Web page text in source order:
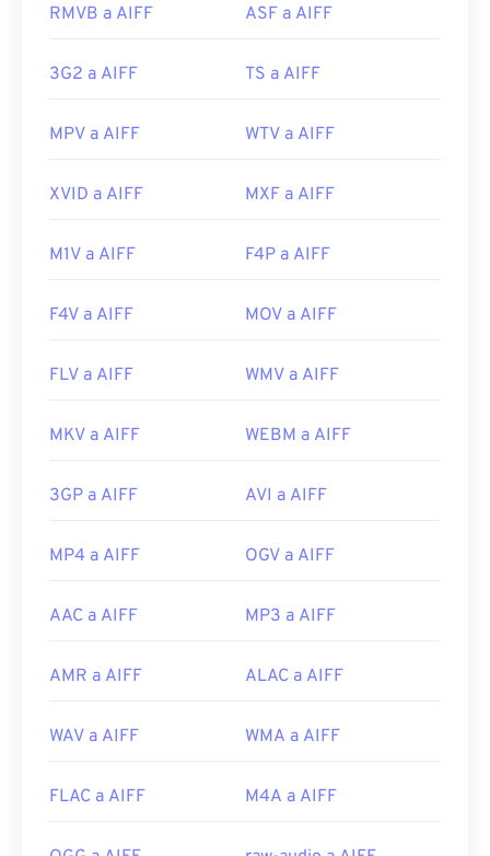
Lanzamiento inicial:
1988
https://www.lifewire.com/aiff-aif-aifc-files-
RMVB a AIFF ASF a AIFF
3G2 a AIFF TS a AIFF
MPV a AIFF WTV a AIFF
XVID a AIFF MXF a AIFF
M1V a AIFF F4P a AIFF
F4V a AIFF MOV a AIFF
FLV a AIFF WMV a AIFF
MKV a AIFF WEBM a AIFF
3GP a AIFF AVI a AIFF
MP4 a AIFF OGV a AIFF
AAC a AIFF MP3 a AIFF
AMR a AIFF ALAC a AIFF
WAV a AIFF WMA a AIFF
FLAC a AIFF M4A a AIFF